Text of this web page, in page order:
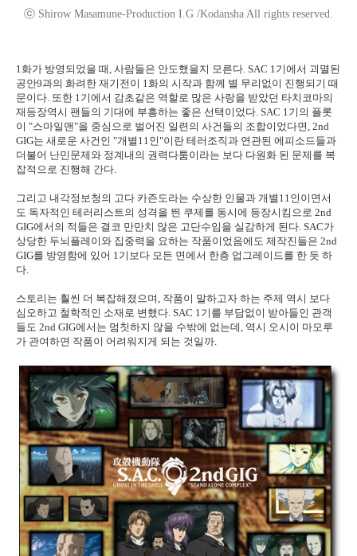
ⓒ Shirow Masamune-Production I.G /Kodansha All rights reserved.
1화가 방영되었을 때, 사람들은 안도했을지 모른다. SAC 1기에서 괴멸된
공안9과의 화려한 재기전이 1화의 시작과 함께 별 무리없이 진행되기 때
문이다. 또한 1기에서 감초같은 역할로 많은 사랑을 받았던 타치코마의
재등장역시 팬들의 기대에 부흥하는 좋은 선택이었다. SAC 1기의 플롯
이 "스마일맨"을 중심으로 벌어진 일련의 사건들의 조합이었다면, 2nd
GIG는 새로운 사건인 "개별11인"이란 테러조직과 연관된 에피소드들과
더불어 난민문제와 정계내의 권력다툼이라는 보다 다원화 된 문제를 복
잡적으로 진행해 간다.
그리고 내각정보청의 고다 카즌도라는 수상한 인물과 개별11인이면서
도 독자적인 테러리스트의 성격을 띈 쿠제를 동시에 등장시킴으로 2nd
GIG에서의 적들은 결코 만만치 않은 고단수임을 실감하게 된다. SAC가
상당한 두뇌플레이와 집중력을 요하는 작품이었음에도 제작진들은 2nd
GIG를 방영함에 있어 1기보다 모든 면에서 한층 업그레이드를 한 듯 하
다.
스토리는 훨씬 더 복잡해졌으며, 작품이 말하고자 하는 주제 역시 보다
심오하고 철학적인 소재로 변했다. SAC 1기를 부담없이 받아들인 관객
들도 2nd GIG에서는 멈칫하지 않을 수밖에 없는데, 역시 오시이 마모루
가 관여하면 작품이 어려워지게 되는 것일까.